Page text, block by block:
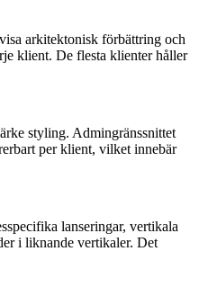
arkitektonisk förbättring och
klient. De flesta klienter håller
styling. Admingränssnittet
per klient, vilket innebär
lanseringar, vertikala
i liknande vertikaler. Det